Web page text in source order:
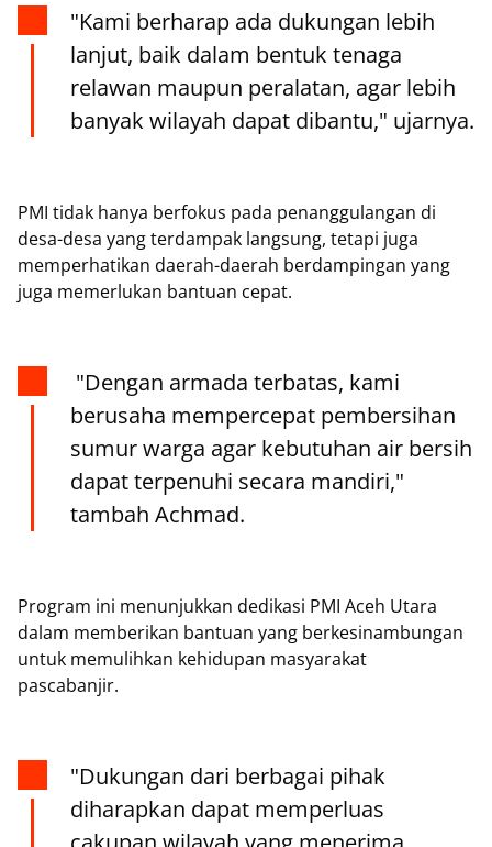
"Kami berharap ada dukungan lebih
lanjut, baik dalam bentuk tenaga
relawan maupun peralatan, agar lebih
banyak wilayah dapat dibantu," ujarnya.
PMI tidak hanya berfokus pada penanggulangan di
desa-desa yang terdampak langsung, tetapi juga
memperhatikan daerah-daerah berdampingan yang
juga memerlukan bantuan cepat.
"Dengan armada terbatas, kami
berusaha mempercepat pembersihan
sumur warga agar kebutuhan air bersih
dapat terpenuhi secara mandiri,"
tambah Achmad.
Program ini menunjukkan dedikasi PMI Aceh Utara
dalam memberikan bantuan yang berkesinambungan
untuk memulihkan kehidupan masyarakat
pascabanjir.
"Dukungan dari berbagai pihak
diharapkan dapat memperluas